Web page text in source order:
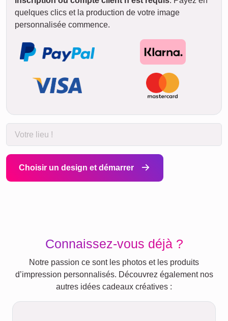
quelques clics et la production de votre image
personnalisée commence.
Choisir un design et démarrer
Connaissez-vous déjà ?
Notre passion ce sont les photos et les produits
d’impression personnalisés. Découvrez également nos
autres idées cadeaux créatives :